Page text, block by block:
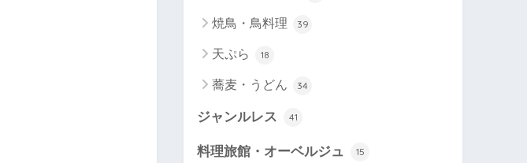
焼鳥・鳥料理 39
天ぷら 18
蕎麦・うどん 34
ジャンルレス 41
料理旅館・オーベルジュ 15